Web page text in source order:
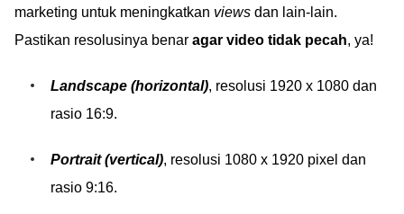
marketing untuk meningkatkan views dan lain-lain.
Pastikan resolusinya benar agar video tidak pecah, ya!
Landscape (horizontal), resolusi 1920 x 1080 dan
rasio 16:9.
Portrait (vertical), resolusi 1080 x 1920 pixel dan
rasio 9:16.